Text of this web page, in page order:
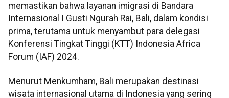
memastikan bahwa layanan imigrasi di Bandara
Internasional I Gusti Ngurah Rai, Bali, dalam kondisi
prima, terutama untuk menyambut para delegasi
Konferensi Tingkat Tinggi (KTT) Indonesia Africa
Forum (IAF) 2024.
Menurut Menkumham, Bali merupakan destinasi
wisata internasional utama di Indonesia yang sering